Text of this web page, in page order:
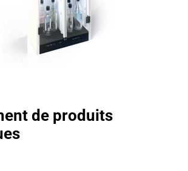
de produits